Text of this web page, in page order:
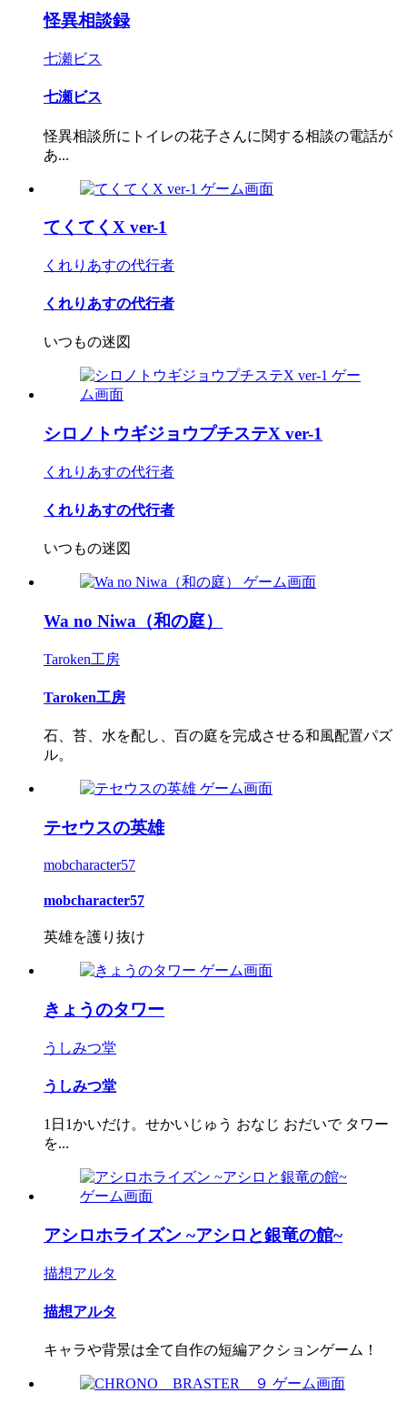
怪異相談録
七瀬ビス
七瀬ビス
怪異相談所にトイレの花子さんに関する相談の電話が
あ...
てくてくX ver-1
くれりあすの代行者
くれりあすの代行者
いつもの迷図
シロノトウギジョウプチステX ver-1
くれりあすの代行者
くれりあすの代行者
いつもの迷図
Wa no Niwa（和の庭）
Taroken工房
Taroken工房
石、苔、水を配し、百の庭を完成させる和風配置パズ
ル。
テセウスの英雄
mobcharacter57
mobcharacter57
英雄を護り抜け
きょうのタワー
うしみつ堂
うしみつ堂
1日1かいだけ。せかいじゅう おなじ おだいで タワー
を...
アシロホライズン ~アシロと銀竜の館~
描想アルタ
描想アルタ
キャラや背景は全て自作の短編アクションゲーム！